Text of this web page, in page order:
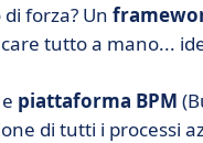
forza? Un
tutto a mano...
e piattaforma BPM
di tutti i processi